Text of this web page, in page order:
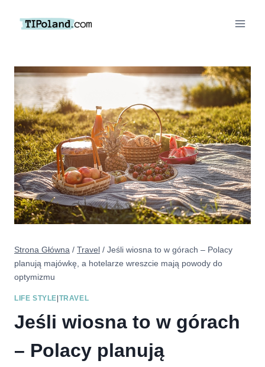
Strona Główna / Travel / Jeśli wiosna to w górach – Polacy
planują majówkę, a hotelarze wreszcie mają powody do
optymizmu
LIFE STYLE TRAVEL
Jeśli wiosna to w górach
– Polacy planują